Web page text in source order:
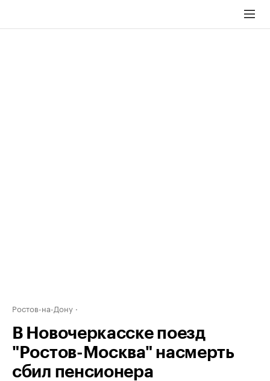
Ростов-на-Дону
В Новочеркасске поезд
"Ростов-Москва" насмерть
сбил пенсионера